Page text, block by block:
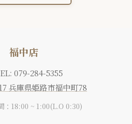
福中店
079-284-5355
兵庫県姫路市福中町78
：18:00 ~ 1:00(L.O 0:30)